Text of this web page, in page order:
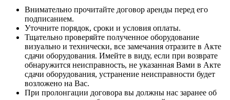
Внимательно прочитайте договор аренды перед его
подписанием.
Уточните порядок, сроки и условия оплаты.
Тщательно проверяйте полученное оборудование
визуально и технически, все замечания отразите в Акте
сдачи оборудования. Имейте в виду, если при возврате
обнаружится неисправность, не указанная Вами в Акте
сдачи оборудования, устранение неисправности будет
возложено на Вас.
При пролонгации договора вы должны нас заранее об